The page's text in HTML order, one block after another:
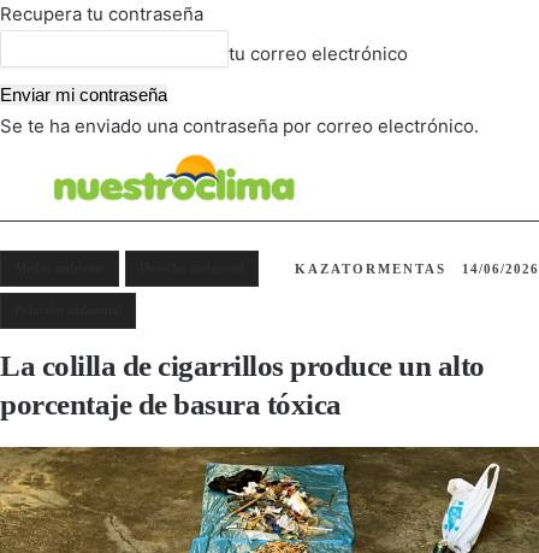
Recupera tu contraseña
tu correo electrónico
Se te ha enviado una contraseña por correo electrónico.
KAZATORMENTAS 14/06/2026
La colilla de cigarrillos produce un alto
porcentaje de basura tóxica